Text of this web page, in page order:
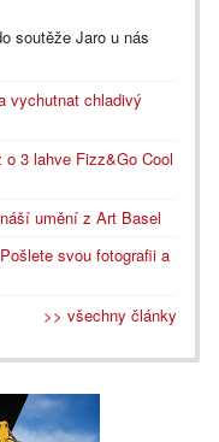
soutěže Jaro u nás
vychutnat chladivý
3 lahve Fizz&Go Cool
umění z Art Basel
svou fotografii a
>> všechny články